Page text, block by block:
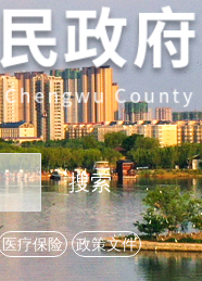
搜索
医疗保险 政策文件